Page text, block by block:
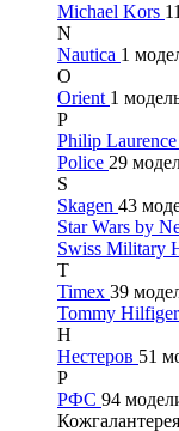
Michael Kors
N
Nautica 1
O
Orient 1
P
Philip Laurence
Police 29
S
Skagen 43
Star Wars by
Swiss Military
T
Timex 39
Tommy Hilfiger
Н
Нестеров 51
Р
РФС 94
Кожгалантерея